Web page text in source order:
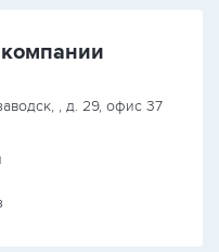
, д. 29, офис 37